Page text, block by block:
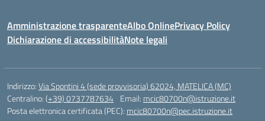
Amministrazione trasparenteAlbo OnlinePrivacy Policy
Dichiarazione di accessibilitàNote legali
Indirizzo:Via Spontini 4 (sede provvisoria) 62024, MATELICA (MC)
Centralino:(+39) 0737787634 Email: mcic80700n@istruzione.it
Posta elettronica certificata (PEC): mcic80700n@pec.istruzione.it